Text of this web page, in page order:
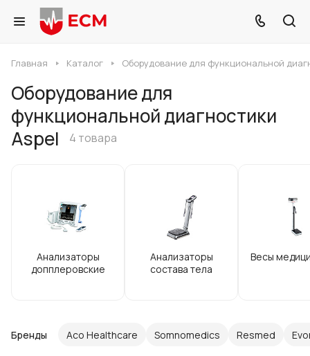
Главная Каталог Оборудование для функциональной
Оборудование для
функциональной диагностики
Aspel
4 товара
Анализаторы
допплеровские
Анализаторы
состава тела
Весы
Бренды Aco Healthcare Somnomedics Resmed